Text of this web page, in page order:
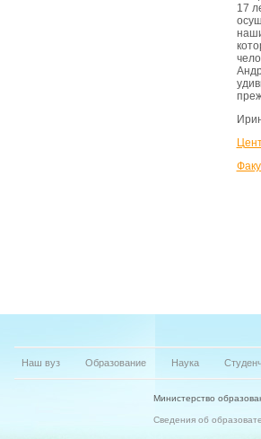
17
Наш вуз Образование Наука
Министерство
Сведения об